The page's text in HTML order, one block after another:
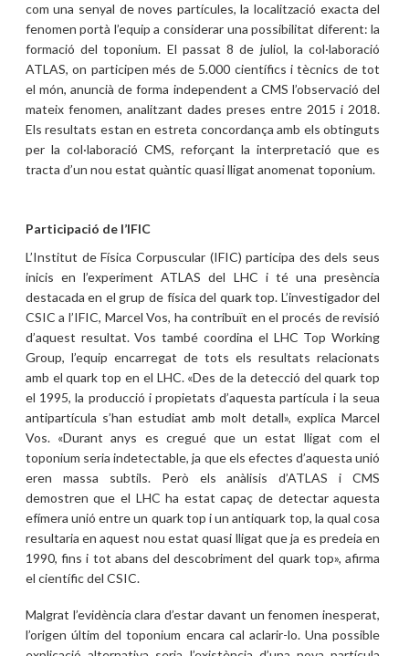
com una senyal de noves partícules, la localització exacta del
fenomen portà l’equip a considerar una possibilitat diferent: la
formació del toponium. El passat 8 de juliol, la col·laboració
ATLAS, on participen més de 5.000 científics i tècnics de tot
el món, anuncià de forma independent a CMS l’observació del
mateix fenomen, analitzant dades preses entre 2015 i 2018.
Els resultats estan en estreta concordança amb els obtinguts
per la col·laboració CMS, reforçant la interpretació que es
tracta d’un nou estat quàntic quasi lligat anomenat toponium.
Participació de l’IFIC
L’Institut de Física Corpuscular (IFIC) participa des dels seus
inicis en l’experiment ATLAS del LHC i té una presència
destacada en el grup de física del quark top. L’investigador del
CSIC a l’IFIC, Marcel Vos, ha contribuït en el procés de revisió
d’aquest resultat. Vos també coordina el LHC Top Working
Group, l’equip encarregat de tots els resultats relacionats
amb el quark top en el LHC. «Des de la detecció del quark top
el 1995, la producció i propietats d’aquesta partícula i la seua
antipartícula s’han estudiat amb molt detall», explica Marcel
Vos. «Durant anys es cregué que un estat lligat com el
toponium seria indetectable, ja que els efectes d’aquesta unió
eren massa subtils. Però els anàlisis d’ATLAS i CMS
demostren que el LHC ha estat capaç de detectar aquesta
efímera unió entre un quark top i un antiquark top, la qual cosa
resultaria en aquest nou estat quasi lligat que ja es predeia en
1990, fins i tot abans del descobriment del quark top», afirma
el científic del CSIC.
Malgrat l’evidència clara d’estar davant un fenomen inesperat,
l’origen últim del toponium encara cal aclarir-lo. Una possible